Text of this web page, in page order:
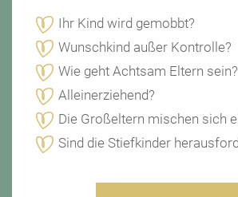
Ihr Kind wird gemobbt?
Wunschkind außer Kontrolle?
Wie geht Achtsam Eltern sein?
Alleinerziehend?
Die Großeltern mischen sich
Sind die Stiefkinder